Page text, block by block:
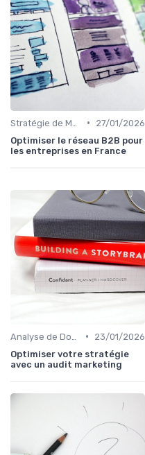
•
27/01/2026
Optimiser le réseau B2B pour
les entreprises en France
•
23/01/2026
Optimiser votre stratégie
avec un audit marketing